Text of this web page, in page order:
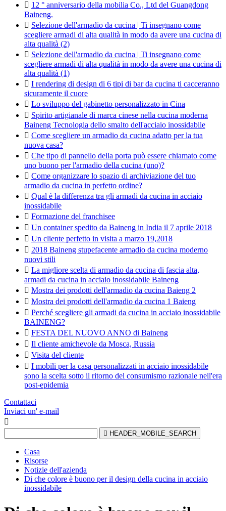
 12 ° anniversario della mobilia Co., Ltd del Guangdong
Baineng.
 Selezione dell'armadio da cucina | Ti insegnano come
scegliere armadi di alta qualità in modo da avere una cucina di
alta qualità (2)
 Selezione dell'armadio da cucina | Ti insegnano come
scegliere armadi di alta qualità in modo da avere una cucina di
alta qualità (1)
 I rendering di design di 6 tipi di bar da cucina ti cacceranno
sicuramente il cuore
 Lo sviluppo del gabinetto personalizzato in Cina
 Spirito artigianale di marca cinese nella cucina moderna
Baineng Tecnologia dello smalto dell'acciaio inossidabile
 Come scegliere un armadio da cucina adatto per la tua
nuova casa?
 Che tipo di pannello della porta può essere chiamato come
uno buono per l'armadio della cucina (uno)?
 Come organizzare lo spazio di archiviazione del tuo
armadio da cucina in perfetto ordine?
 Qual è la differenza tra gli armadi da cucina in acciaio
inossidabile
 Formazione del franchisee
 Un container spedito da Baineng in India il 7 aprile 2018
 Un cliente perfetto in visita a marzo 19,2018
 2018 Baineng stupefacente armadio da cucina moderno
nuovi stili
 La migliore scelta di armadio da cucina di fascia alta,
armadi da cucina in acciaio inossidabile Baineng
 Mostra dei prodotti dell'armadio da cucina Baieng 2
 Mostra dei prodotti dell'armadio da cucina 1 Baieng
 Perché scegliere gli armadi da cucina in acciaio inossidabile
BAINENG?
 FESTA DEL NUOVO ANNO di Baineng
 Il cliente amichevole da Mosca, Russia
 Visita del cliente
 I mobili per la casa personalizzati in acciaio inossidabile
sono la scelta sotto il ritorno del consumismo razionale nell'era
post-epidemia
Contattaci
Inviaci un' e-mail

 HEADER_MOBILE_SEARCH
Casa
Risorse
Notizie dell'azienda
Di che colore è buono per il design della cucina in acciaio
inossidabile